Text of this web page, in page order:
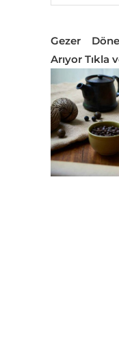
Gezer
Arıyor Tıkla